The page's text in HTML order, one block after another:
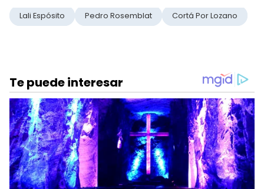
Lali Espósito Pedro Rosemblat Cortá Por Lozano